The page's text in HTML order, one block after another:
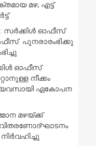
മഴ; എട്ട്
ഓഫീസ്
പുനരാരംഭിക്കു
ഓഫീസ്
നീക്കം
വ്യവസായി ഏകോപന
മഴയ്ക്ക്